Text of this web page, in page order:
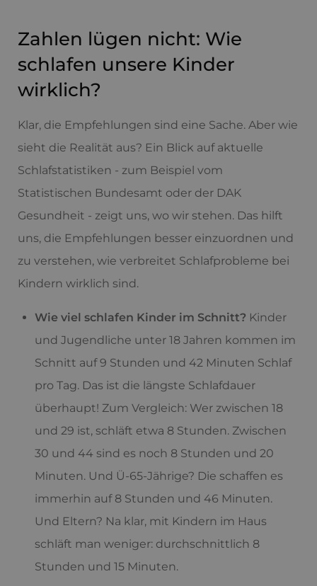
Zahlen lügen nicht: Wie
schlafen unsere Kinder
wirklich?
Klar, die Empfehlungen sind eine Sache. Aber wie
sieht die Realität aus? Ein Blick auf aktuelle
Schlafstatistiken - zum Beispiel vom
Statistischen Bundesamt oder der DAK
Gesundheit - zeigt uns, wo wir stehen. Das hilft
uns, die Empfehlungen besser einzuordnen und
zu verstehen, wie verbreitet Schlafprobleme bei
Kindern wirklich sind.
Wie viel schlafen Kinder im Schnitt? Kinder
und Jugendliche unter 18 Jahren kommen im
Schnitt auf 9 Stunden und 42 Minuten Schlaf
pro Tag. Das ist die längste Schlafdauer
überhaupt! Zum Vergleich: Wer zwischen 18
und 29 ist, schläft etwa 8 Stunden. Zwischen
30 und 44 sind es noch 8 Stunden und 20
Minuten. Und Ü-65-Jährige? Die schaffen es
immerhin auf 8 Stunden und 46 Minuten.
Und Eltern? Na klar, mit Kindern im Haus
schläft man weniger: durchschnittlich 8
Stunden und 15 Minuten.